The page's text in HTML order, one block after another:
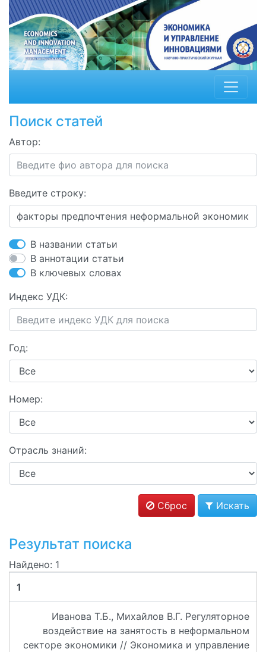
Поиск статей
Автор:
Введите строку:
В названии статьи
В аннотации статьи
В ключевых словах
Индекс УДК:
Год:
Номер:
Отрасль знаний:
Сброс Искать
Результат поиска
Найдено: 1
1
Иванова Т.Б., Михайлов В.Г. Регуляторное
воздействие на занятость в неформальном
секторе экономики // Экономика и управление